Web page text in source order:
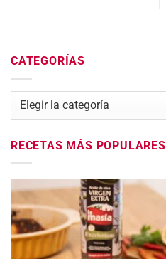
CATEGORÍAS
Categorías
RECETAS MÁS POPULARES